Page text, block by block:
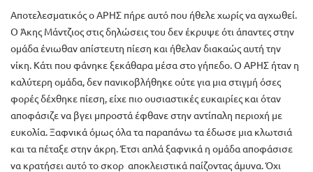
Αποτελεσματικός ο ΑΡΗΣ πήρε αυτό που ήθελε χωρίς να αγχωθεί.
Ο Άκης Μάντζιος στις δηλώσεις του δεν έκρυψε ότι άπαντες στην
ομάδα ένιωθαν απίστευτη πίεση και ήθελαν διακαώς αυτή την
νίκη. Κάτι που φάνηκε ξεκάθαρα μέσα στο γήπεδο. Ο ΑΡΗΣ ήταν η
καλύτερη ομάδα, δεν πανικοβλήθηκε ούτε για μια στιγμή όσες
φορές δέχθηκε πίεση, είχε πιο ουσιαστικές ευκαιρίες και όταν
αποφάσιζε να βγει μπροστά έφθανε στην αντίπαλη περιοχή με
ευκολία. Ξαφνικά όμως όλα τα παραπάνω τα έδωσε μια κλωτσιά
και τα πέταξε στην άκρη. Έτσι απλά ξαφνικά η ομάδα αποφάσισε
να κρατήσει αυτό το σκορ αποκλειστικά παίζοντας άμυνα. Όχι